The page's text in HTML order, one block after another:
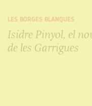
LES BORGES BLANQUES
Isidre Pinyol, el
de les Garrigues